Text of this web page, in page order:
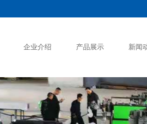
企业介绍 产品展示 新闻